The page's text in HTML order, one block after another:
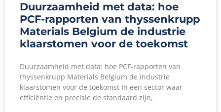
Duurzaamheid met data: hoe
PCF-rapporten van thyssenkrupp
Materials Belgium de industrie
klaarstomen voor de toekomst
Duurzaamheid met data: hoe PCF-rapporten van
thyssenkrupp Materials Belgium de industrie
klaarstomen voor de toekomst In een sector waar
efficiëntie en precisie de standaard zijn,